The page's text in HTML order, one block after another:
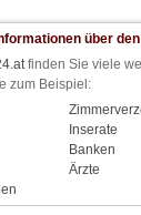
über
finden Sie viele
zum Beispiel:
Inserate
Banken
Ärzte